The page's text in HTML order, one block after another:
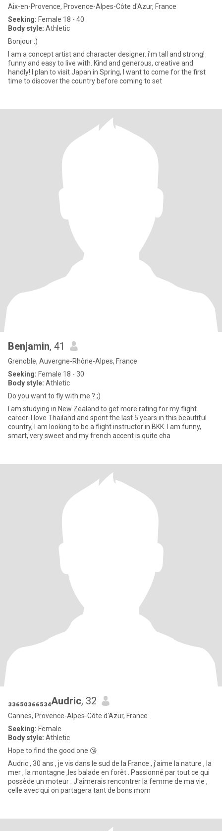
Aix-en-Provence, Provence-Alpes-Côte d'Azur, France
Seeking: Female 18 - 40
Body style: Athletic
Bonjour :)
I am a concept artist and character designer. i'm tall and strong!
funny and easy to live with. Kind and generous, creative and
handly! I plan to visit Japan in Spring, I want to come for the first
time to discover the country before coming to set
Benjamin, 41
Grenoble, Auvergne-Rhône-Alpes, France
Seeking: Female 18 - 30
Body style: Athletic
Do you want to fly with me ? ;)
I am studying in New Zealand to get more rating for my flight
career. I love Thailand and spent the last 5 years in this beautiful
country, I am looking to be a flight instructor in BKK. I am funny,
smart, very sweet and my french accent is quite cha
₃₃₆₅₀₃₆₆₅₃₄Audric, 32
Cannes, Provence-Alpes-Côte d'Azur, France
Seeking: Female
Body style: Athletic
Hope to find the good one 😘
Audric , 30 ans , je vis dans le sud de la France , j'aime la nature , la
mer , la montagne ,les balade en forêt . Passionné par tout ce qui
possède un moteur . J'aimerais rencontrer la femme de ma vie ,
celle avec qui on partagera tant de bons mom